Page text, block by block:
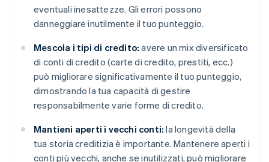
eventuali inesattezze. Gli errori possono
danneggiare inutilmente il tuo punteggio.
Mescola i tipi di credito: avere un mix diversificato
di conti di credito (carte di credito, prestiti, ecc.)
può migliorare significativamente il tuo punteggio,
dimostrando la tua capacità di gestire
responsabilmente varie forme di credito.
Mantieni aperti i vecchi conti: la longevità della
tua storia creditizia è importante. Mantenere aperti i
conti più vecchi, anche se inutilizzati, può migliorare